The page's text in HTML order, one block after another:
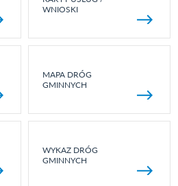
WNIOSKI
MAPA DRÓG
GMINNYCH
WYKAZ DRÓG
GMINNYCH